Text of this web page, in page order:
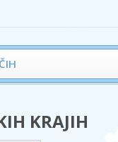
KRAJIH